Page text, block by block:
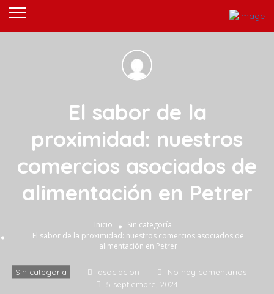
El sabor de la
proximidad: nuestros
comercios asociados de
alimentación en Petrer
Inicio
Sin categoría
El sabor de la proximidad: nuestros comercios asociados de
alimentación en Petrer
Sin categoría asociacion
No hay comentarios
5 septiembre, 2024